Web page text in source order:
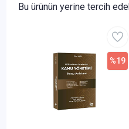
Bu ürünün yerine tercih
%19